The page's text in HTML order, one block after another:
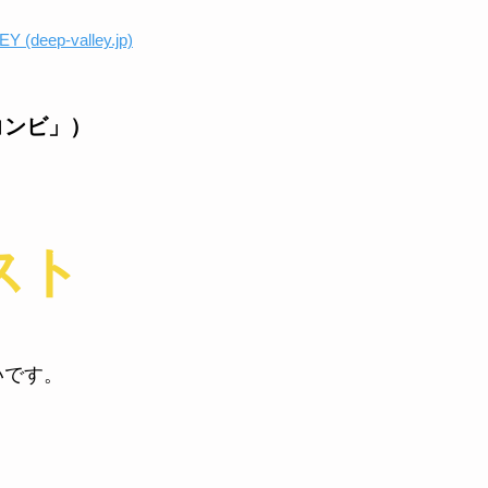
(deep-valley.jp)
ビ」）
ト
す。